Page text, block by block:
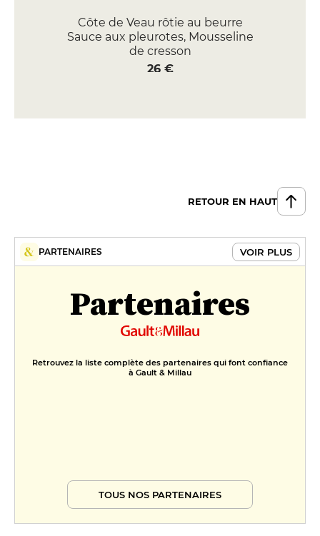
Côte de Veau rôtie au beurre
Sauce aux pleurotes, Mousseline
de cresson
26 €
cajou, Choux rouge déshydraté,
Charlotte aux pommes Retour
Cheesecake myrtille Froid sans
FORMULES
29 €
RETOUR EN HAUT
PARTENAIRES VOIR PLUS
Partenaires
Retrouvez la liste complète des partenaires qui font confiance
à Gault & Millau
TOUS NOS PARTENAIRES